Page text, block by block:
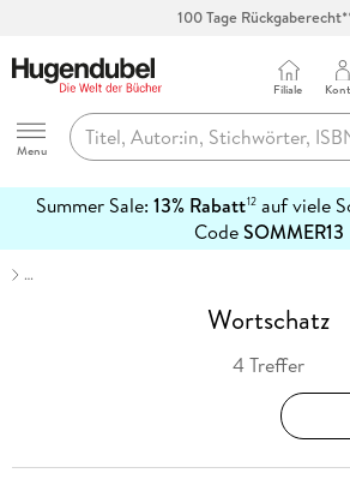
100 Tage
Hugendubel
Menu
Filiale
Summer Sale: 13% Rabatt12auf viele
CodeSOMMER13
erfahren
…
Wortschatz
4 Treffer